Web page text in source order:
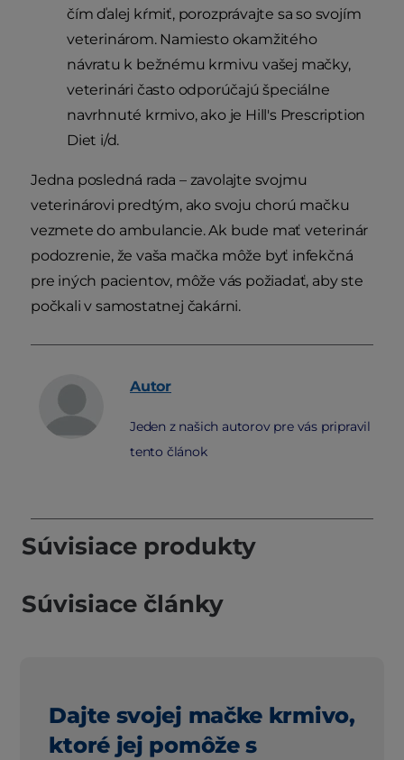
čím ďalej kŕmiť, porozprávajte sa so svojím
veterinárom. Namiesto okamžitého
návratu k bežnému krmivu vašej mačky,
veterinári často odporúčajú špeciálne
navrhnuté krmivo, ako je Hill's Prescription
Diet i/d.
Jedna posledná rada – zavolajte svojmu
veterinárovi predtým, ako svoju chorú mačku
vezmete do ambulancie. Ak bude mať veterinár
podozrenie, že vaša mačka môže byť infekčná
pre iných pacientov, môže vás požiadať, aby ste
počkali v samostatnej čakárni.
Autor
Jeden z našich autorov pre vás pripravil
tento článok
Súvisiace produkty
Súvisiace články
Dajte svojej mačke krmivo,
ktoré jej pomôže s